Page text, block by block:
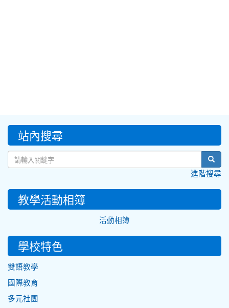
::: 站內搜尋
進階搜尋
教學活動相簿
活動相簿
學校特色
雙語教學
國際教育
多元社團